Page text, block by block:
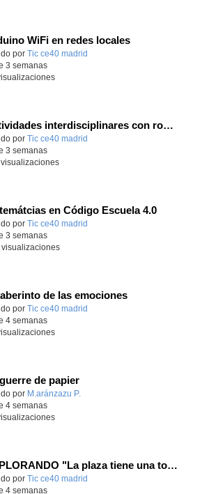
WiFi en redes locales
educativo.
por Tic ce40 madrid
3 semanas
Actividades interdisciplinares con robótica y pensamiento computacional
educativo.
por Tic ce40 madrid
3 semanas
en Código Escuela 4.0
educativo.
por Tic ce40 madrid
3 semanas
de las emociones
por Tic ce40 madrid
4 semanas
de papier
educativo.
por M.aránzazu P.
4 semanas
EXPLORANDO "La plaza tiene una torre" con MachaBOT
por Tic ce40 madrid
4 semanas